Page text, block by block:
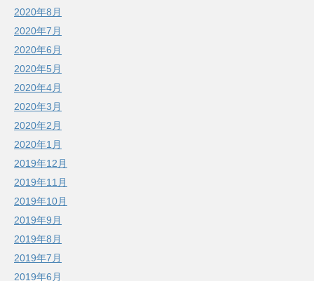
2020年8月
2020年7月
2020年6月
2020年5月
2020年4月
2020年3月
2020年2月
2020年1月
2019年12月
2019年11月
2019年10月
2019年9月
2019年8月
2019年7月
2019年6月